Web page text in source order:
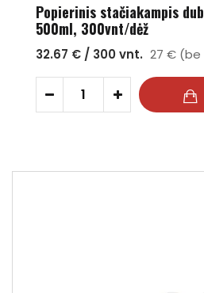
Popierinis stačiakampis
500ml, 300vnt/dėž
32.67 € / 300 vnt. 27 € (be
- +